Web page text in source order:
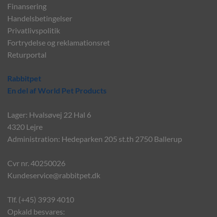
Finansering
Handelsbetingelser
Privatlivspolitik
Fortrydelse og reklamationsret
Returportal
Rabbitpet
En del af World Pet Products
Lager: Hvalsøvej 22 Hal 6
4320 Lejre
Administration: Hedeparken 205 st.th 2750 Ballerup
Cvr nr. 40250026
Kundeservice@rabbitpet.dk
Tlf. (+45) 3939 4010
Opkald besvares: